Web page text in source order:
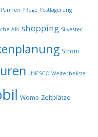
Pannen Pflege Postlagerung
Alb shopping Silvester
Strom
UNESCO-Welterbeliste
Womo Zeltplätze